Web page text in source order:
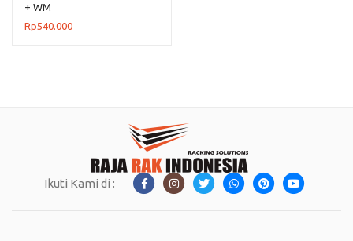
+ WM
Rp540.000
Ikuti Kami di :